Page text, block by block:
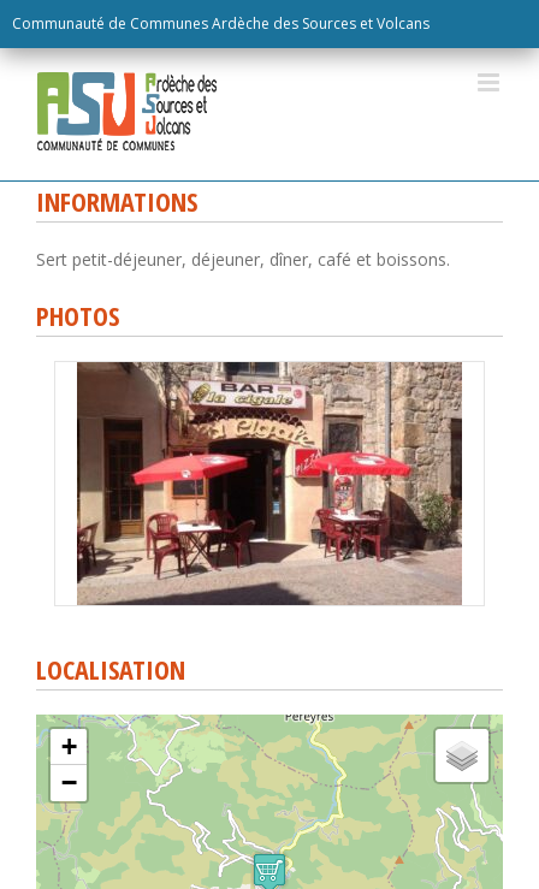
Communauté de Communes Ardèche des Sources et Volcans
to
content
INFORMATIONS
Sert petit-déjeuner, déjeuner, dîner, café et boissons.
PHOTOS
LOCALISATION
+
−